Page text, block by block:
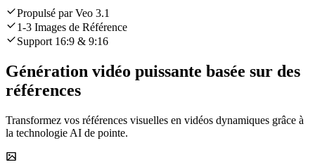
Propulsé par Veo 3.1
1-3 Images de Référence
Support 16:9 & 9:16
Génération vidéo puissante basée sur des
références
Transformez vos références visuelles en vidéos dynamiques grâce à
la technologie AI de pointe.